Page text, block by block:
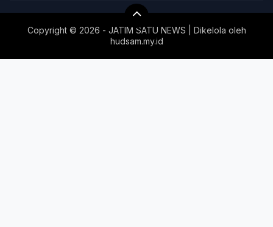
Copyright © 2026 - JATIM SATU NEWS | Dikelola oleh
hudsam.my.id